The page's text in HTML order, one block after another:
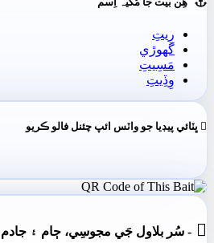
رِيتِ
گهوڙي
مَسِيتِ
وِڏِيتِ
ڀٽائي پيڊيا جو واٽس ائپ چئنل فالو ڪريو
 - سُر بلاول جَي مجوسِي، ڄام ۽